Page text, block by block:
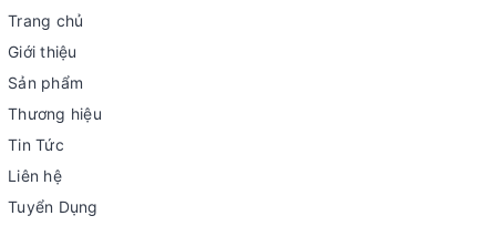
Trang chủ
Giới thiệu
Sản phẩm
Thương hiệu
Tin Tức
Liên hệ
Tuyển Dụng